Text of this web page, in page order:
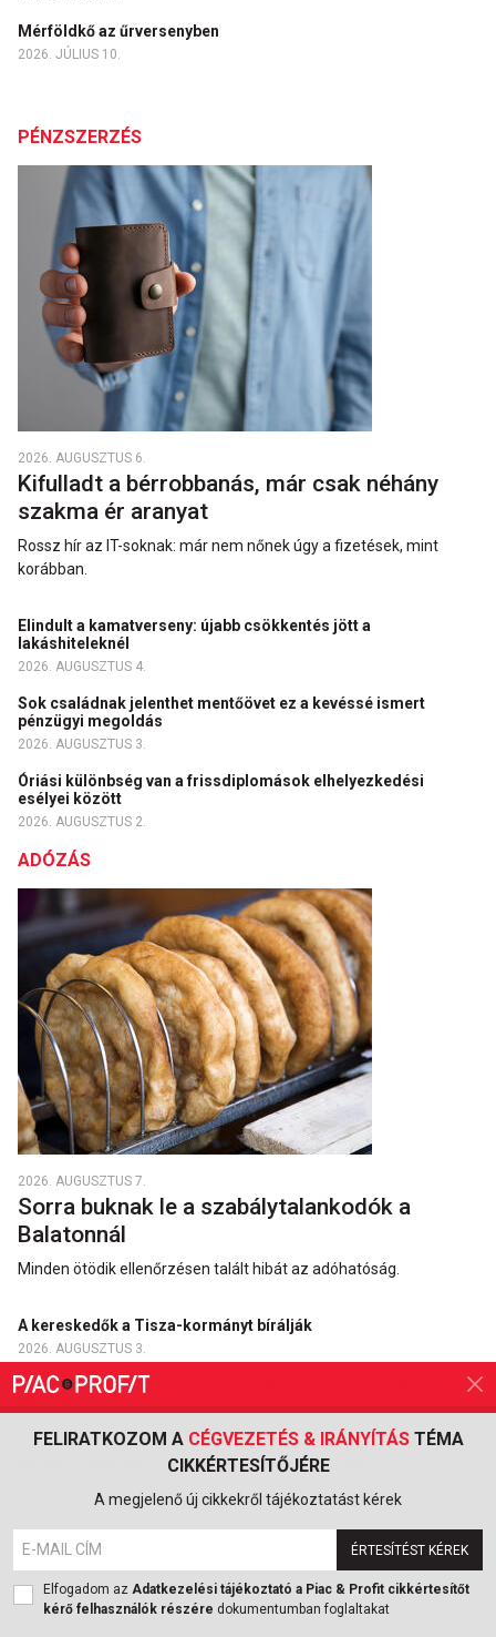
FELIRATKOZOM A CÉGVEZETÉS & IRÁNYÍTÁSTÉMA
CIKKÉRTESÍTŐJÉRE
A megjelenő új cikkekről tájékoztatást kérek
ÉRTESÍTÉST KÉREK
Elfogadom az Adatkezelési tájékoztató a Piac & Profit cikkértesítőt
kérő felhasználók részére dokumentumban foglaltakat
Mérföldkő az űrversenyben
2026. JÚLIUS 10.
PÉNZSZERZÉS
2026. AUGUSZTUS 6.
Kifulladt a bérrobbanás, már csak néhány
szakma ér aranyat
Rossz hír az IT-soknak: már nem nőnek úgy a fizetések, mint
korábban.
Elindult a kamatverseny: újabb csökkentés jött a
lakáshiteleknél
2026. AUGUSZTUS 4.
Sok családnak jelenthet mentőövet ez a kevéssé ismert
pénzügyi megoldás
2026. AUGUSZTUS 3.
Óriási különbség van a frissdiplomások elhelyezkedési
esélyei között
2026. AUGUSZTUS 2.
ADÓZÁS
2026. AUGUSZTUS 7.
Sorra buknak le a szabálytalankodók a
Balatonnál
Minden ötödik ellenőrzésen talált hibát az adóhatóság.
A kereskedők a Tisza-kormányt bírálják
2026. AUGUSZTUS 3.
Üzent a kormány a bizalmi vagyonkezelőknek: jönnek a célzott
Kedvező változások a magyar adórendszerben
JOGI KISOKOS